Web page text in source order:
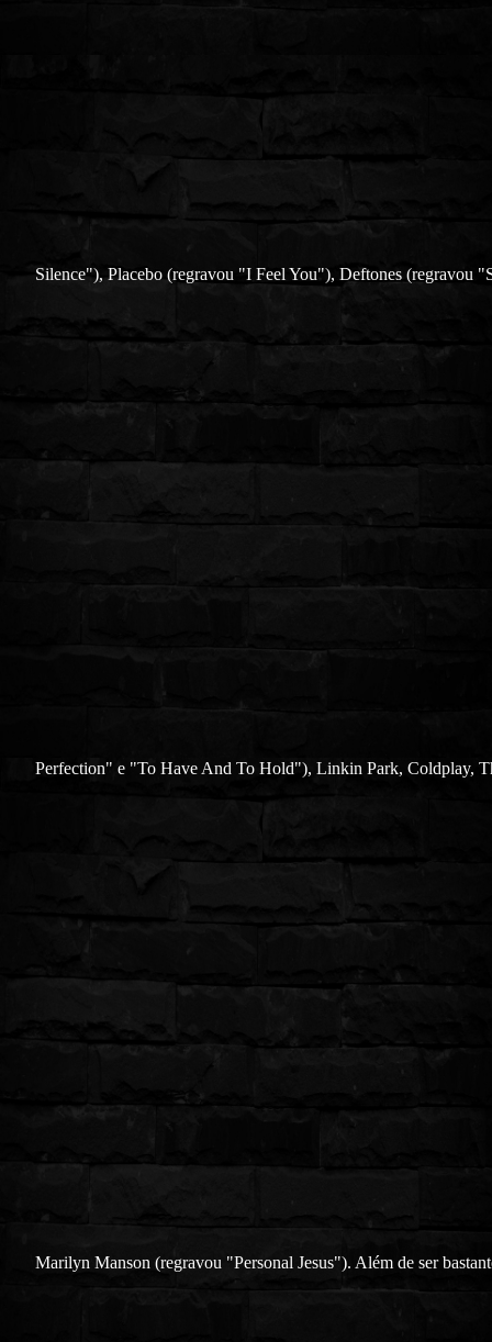
Silence"), Placebo (regravou "I Feel You"), Deftones (regravou
Perfection" e "To Have And To Hold"), Linkin Park, Coldplay,
Marilyn Manson (regravou "Personal Jesus"). Além de ser